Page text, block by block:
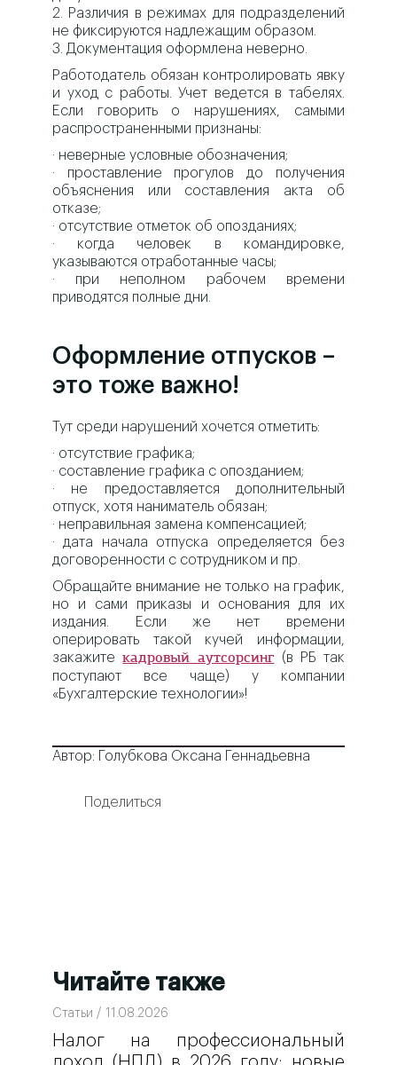
2. Различия в режимах для подразделений
не фиксируются надлежащим образом.
3. Документация оформлена неверно.
Работодатель обязан контролировать явку
и уход с работы. Учет ведется в табелях.
Если говорить о нарушениях, самыми
распространенными признаны:
· неверные условные обозначения;
· проставление прогулов до получения
объяснения или составления акта об
отказе;
· отсутствие отметок об опозданиях;
· когда человек в командировке,
указываются отработанные часы;
· при неполном рабочем времени
приводятся полные дни.
Оформление отпусков –
это тоже важно!
Тут среди нарушений хочется отметить:
· отсутствие графика;
· составление графика с опозданием;
· не предоставляется дополнительный
отпуск, хотя наниматель обязан;
· неправильная замена компенсацией;
· дата начала отпуска определяется без
договоренности с сотрудником и пр.
Обращайте внимание не только на график,
но и сами приказы и основания для их
издания. Если же нет времени
оперировать такой кучей информации,
закажитекадровый аутсорсинг(в РБ так
поступают все чаще) у компании
«Бухгалтерские технологии»!
Автор: Голубкова Оксана Геннадьевна
Поделиться
Читайте также
Статьи / 11.08.2026
Налог на профессиональный